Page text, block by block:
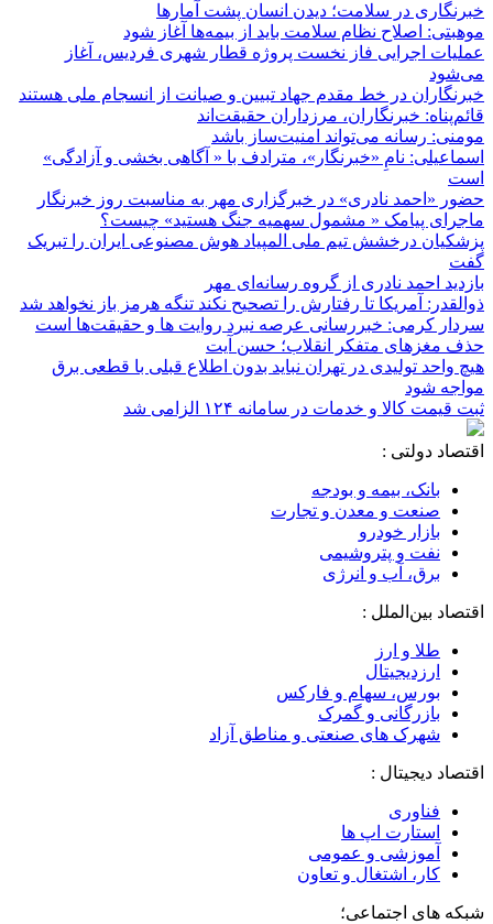
خبرنگاری در سلامت؛ دیدن انسان پشت آمارها
موهبتی: اصلاح نظام سلامت باید از بیمه‌ها آغاز شود
عملیات اجرایی فاز نخست پروژه قطار شهری فردیس، آغاز
می‌شود
خبرنگاران در خط مقدم جهاد تبیین و صیانت از انسجام ملی هستند
قائم‌پناه: ‏خبرنگاران، مرزداران حقیقت‌اند
مومنی: رسانه می‌تواند امنیت‌ساز باشد
اسماعیلی: نامِ «خبرنگار»، مترادف با « آگاهی بخشی و آزادگی»
است
حضور «احمد نادری» در خبرگزاری مهر به مناسبت روز خبرنگار
ماجرای پیامک « مشمول سهمیه جنگ هستید» چیست؟
پزشکیان درخشش تیم ملی المپیاد هوش مصنوعی ایران را تبریک
گفت
بازدید احمد نادری از گروه رسانه‌ای مهر
ذوالقدر: آمریکا تا رفتارش را تصحیح نکند تنگه هرمز باز نخواهد شد
سردار کرمی: خبررسانی عرصه نبرد روایت ها و حقیقت‌ها است
حذف مغزهای متفکر انقلاب؛ حسن آیت
هیچ واحد تولیدی در تهران نباید بدون اطلاع قبلی با قطعی برق
مواجه شود
ثبت قیمت کالا و خدمات در سامانه ۱۲۴ الزامی شد
اقتصاد دولتی :
بانک، بیمه و بودجه
صنعت و معدن و تجارت
بازار خودرو
نفت و پتروشیمی
برق، آب و انرژی
اقتصاد بین‌الملل :
طلا و ارز
ارزدیجیتال
بورس، سهام و فارکس
بازرگانی و گمرک
شهرک های صنعتی و مناطق آزاد
اقتصاد دیجیتال :
فناوری
استارت اپ ها
آموزشی و عمومی
کار، اشتغال و تعاون
شبکه های اجتماعی؛